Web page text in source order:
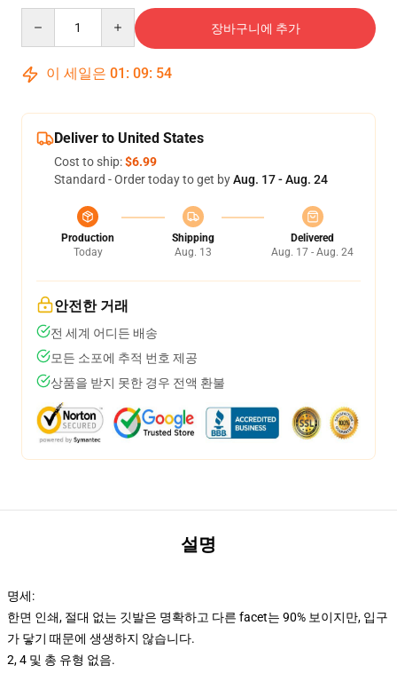
장바구니에 추가
이 세일은 01 : 09: 54
Deliver to United States
Cost to ship:$6.99
Standard - Order today to get byAug. 17 - Aug. 24
Production
Today
Shipping
Aug. 13
Delivered
Aug. 17 - Aug. 24
안전한 거래
전 세계 어디든 배송
모든 소포에 추적 번호 제공
상품을 받지 못한 경우 전액 환불
설명
명세:
한면 인쇄, 절대 없는 깃발은 명확하고 다른 facet는 90% 보이지만, 입구
가 닿기 때문에 생생하지 않습니다.
2, 4 및 총 유형 없음.